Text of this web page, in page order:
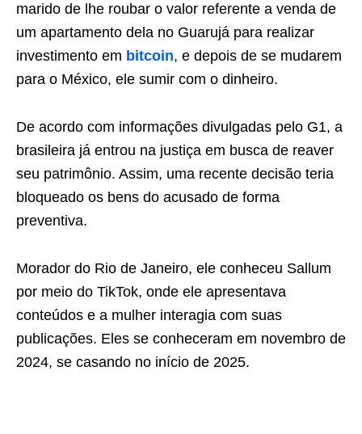
marido de lhe roubar o valor referente a venda de
um apartamento dela no Guarujá para realizar
investimento em bitcoin, e depois de se mudarem
para o México, ele sumir com o dinheiro.
De acordo com informações divulgadas pelo G1, a
brasileira já entrou na justiça em busca de reaver
seu patrimônio. Assim, uma recente decisão teria
bloqueado os bens do acusado de forma
preventiva.
Morador do Rio de Janeiro, ele conheceu Sallum
por meio do TikTok, onde ele apresentava
conteúdos e a mulher interagia com suas
publicações. Eles se conheceram em novembro de
2024, se casando no início de 2025.